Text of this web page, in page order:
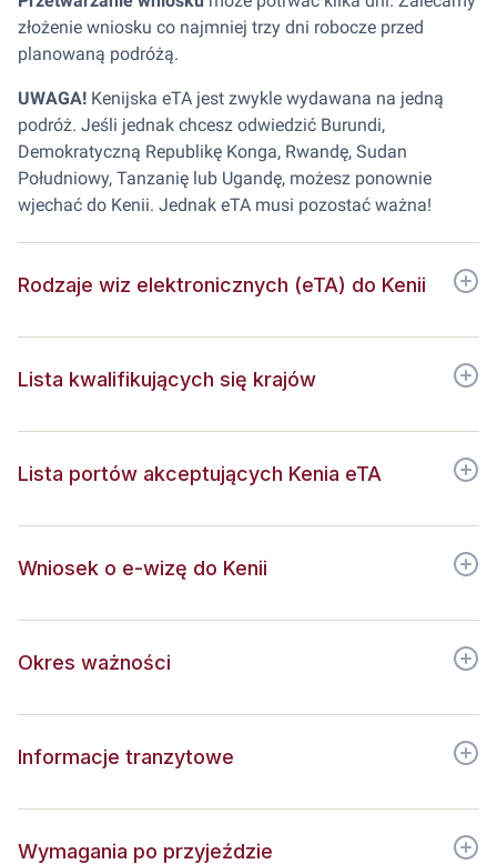
złożenie wniosku co najmniej trzy dni robocze przed
planowaną podróżą.
UWAGA! Kenijska eTA jest zwykle wydawana na jedną
podróż. Jeśli jednak chcesz odwiedzić Burundi,
Demokratyczną Republikę Konga, Rwandę, Sudan
Południowy, Tanzanię lub Ugandę, możesz ponownie
wjechać do Kenii. Jednak eTA musi pozostać ważna!
Rodzaje wiz elektronicznych (eTA) do Kenii
Lista kwalifikujących się krajów
Lista portów akceptujących Kenia eTA
Wniosek o e-wizę do Kenii
Okres ważności
Informacje tranzytowe
Wymagania po przyjeździe